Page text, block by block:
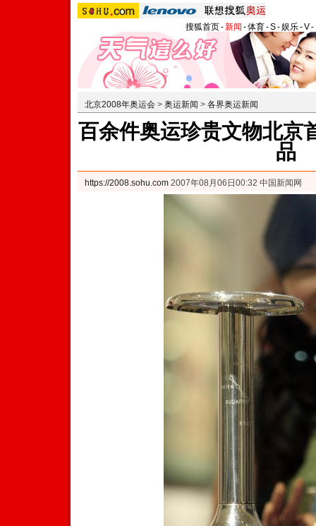
搜狐首页-新闻 -体育-S-娱乐-V-
北京2008年奥运会 > 奥运新闻 > 各界奥运新闻
百余件奥运珍贵文物北京
品
https://2008.sohu.com 2007年08月06日00:32 中国新闻网